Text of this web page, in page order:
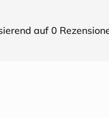
auf 0